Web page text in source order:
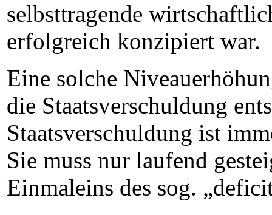
selbsttragende
erfolgreich konzipiert war.
Eine solche
die Staatsverschuldung
Staatsverschuldung ist
Sie muss nur laufend
Einmaleins des sog.